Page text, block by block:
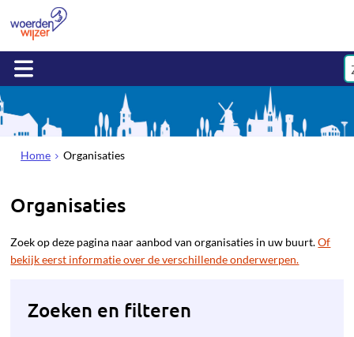
Home Organisaties
Organisaties
Zoek op deze pagina naar aanbod van organisaties in uw buurt.Of
bekijk eerst informatie over de verschillende onderwerpen.
Zoeken en filteren